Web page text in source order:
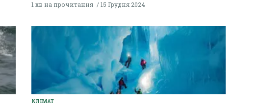
1 хв на прочитання 15 Грудня 2024
КЛІМАТ